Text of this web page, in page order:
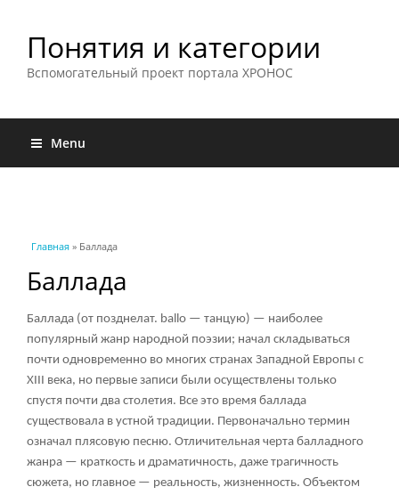
Понятия и категории
Вспомогательный проект портала ХРОНОС
Menu
Вы здесь
Главная » Баллада
Баллада
Баллада (от позднелат. ballo — танцую) — наиболее
популярный жанр народной поэзии; начал складываться
почти одновременно во многих странах Западной Европы с
XIII века, но первые записи были осуществлены только
спустя почти два столетия. Все это время баллада
существовала в устной традиции. Первоначально термин
означал плясовую песню. Отличительная черта балладного
жанра — краткость и драматичность, даже трагичность
сюжета, но главное — реальность, жизненность. Объектом